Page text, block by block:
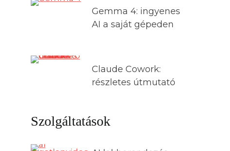
Gemma 4: ingyenes
AI a saját gépeden
Claude Cowork:
részletes útmutató
Szolgáltatások